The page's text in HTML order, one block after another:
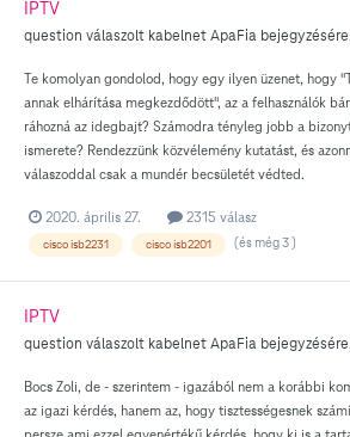
IPTV
question válaszolt kabelnetApaFia
Te komolyan gondolod, hogy egy ilyen üzenet, hogy
annak elhárítása megkezdődött", az a felhasználók
ráhozná az idegbajt? Számodra tényleg jobb a
ismerete? Rendezzünk közvélemény kutatást, és
válaszoddal csak a mundér becsületét védted.
2020. április 27. 2315 válasz
cisco isb2231 cisco isb2201 (és még 3 )
IPTV
question válaszolt kabelnetApaFia
Bocs Zoli, de - szerintem - igazából nem a korábbi
az igazi kérdés, hanem az, hogy tisztességesnek